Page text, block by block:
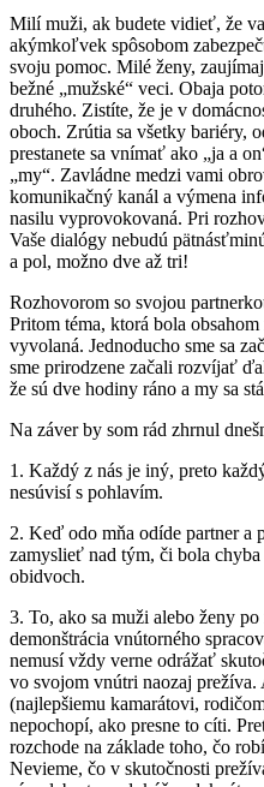
Milí muži, ak budete vidieť, že
akýmkoľvek spôsobom
svoju pomoc. Milé ženy,
bežné „mužské“ veci. Obaja
druhého. Zistíte, že je v
oboch. Zrútia sa všetky bariéry,
prestanete sa vnímať ako „ja a
„my“. Zavládne medzi vami
komunikačný kanál a výmena
nasilu vyprovokovaná. Pri
Vaše dialógy nebudú
a pol, možno dve až tri!
Rozhovorom so svojou
Pritom téma, ktorá bola
vyvolaná. Jednoducho sme sa
sme prirodzene začali rozvíjať
že sú dve hodiny ráno a my sa
Na záver by som rád zhrnul
1. Každý z nás je iný, preto
nesúvisí s pohlavím.
2. Keď odo mňa odíde partner a
zamyslieť nad tým, či bola chyba
obidvoch.
3. To, ako sa muži alebo ženy
demonštrácia vnútorného
nemusí vždy verne odrážať
vo svojom vnútri naozaj
(najlepšiemu kamarátovi,
nepochopí, ako presne to cíti.
rozchode na základe toho, čo
Nevieme, čo v skutočnosti